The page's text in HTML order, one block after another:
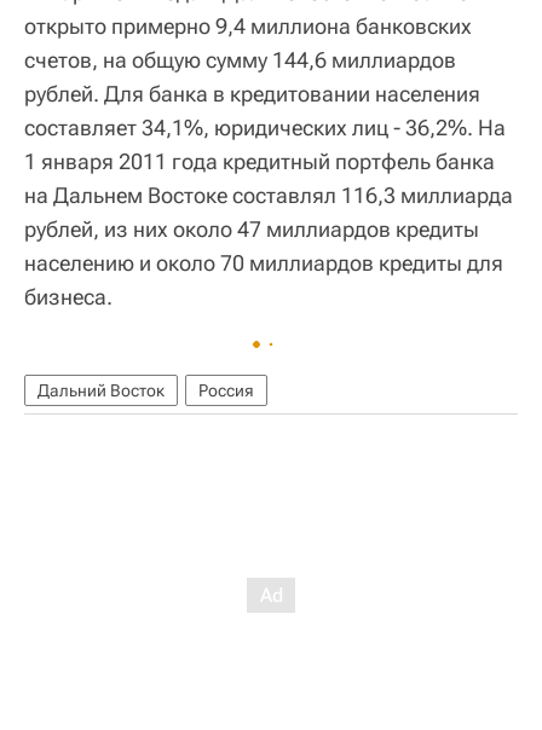
открыто примерно 9,4 миллиона банковских
счетов, на общую сумму 144,6 миллиардов
рублей. Для банка в кредитовании населения
составляет 34,1%, юридических лиц - 36,2%. На
1 января 2011 года кредитный портфель банка
на Дальнем Востоке составлял 116,3 миллиарда
рублей, из них около 47 миллиардов кредиты
населению и около 70 миллиардов кредиты для
бизнеса.
Дальний Восток Россия